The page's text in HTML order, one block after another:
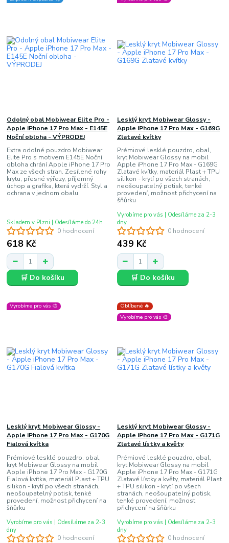
0 hodnocení
Odolný obal Mobiwear Elite Pro -
Apple iPhone 17 Pro Max - E145E
Noční obloha - VÝPRODEJ
Extra odolné pouzdro Mobiwear
Elite Pro s motivem E145E Noční
obloha chrání Apple iPhone 17 Pro
Max ze všech stran. Zesílené rohy
krytu, přesné výřezy, příjemný
úchop a grafika, která vydrží. Styl a
ochrana v jednom obalu.
618 Kč
Skladem v Plzni | Odesíláme do 24h
🛒 Do košíku
0 hodnocení
Lesklý kryt Mobiwear Glossy -
Apple iPhone 17 Pro Max - G169G
Zlatavé kvítky
Prémiové lesklé pouzdro, obal,
kryt Mobiwear Glossy na mobil
Apple iPhone 17 Pro Max - G169G
Zlatavé kvítky, materiál Plast + TPU
silikon - krytí po všech stranách,
neošoupatelný potisk, tenké
provedení, možnost přichycení na
šňůrku
439 Kč
Vyrobíme pro vás | Odesíláme za 2-3
dny
🛒 Do košíku
Vyrobíme pro vás 🎨
0 hodnocení
Lesklý kryt Mobiwear Glossy -
Apple iPhone 17 Pro Max - G170G
Fialová kvítka
Prémiové lesklé pouzdro, obal,
kryt Mobiwear Glossy na mobil
Apple iPhone 17 Pro Max - G170G
Fialová kvítka, materiál Plast + TPU
silikon - krytí po všech stranách,
neošoupatelný potisk, tenké
provedení, možnost přichycení na
šňůrku
Vyrobíme pro vás | Odesíláme za 2-3
dny
Oblíbené 🔥
Vyrobíme pro vás 🎨
0 hodnocení
Lesklý kryt Mobiwear Glossy -
Apple iPhone 17 Pro Max - G171G
Zlatavé lístky a květy
Prémiové lesklé pouzdro, obal,
kryt Mobiwear Glossy na mobil
Apple iPhone 17 Pro Max - G171G
Zlatavé lístky a květy, materiál Plast
+ TPU silikon - krytí po všech
stranách, neošoupatelný potisk,
tenké provedení, možnost
přichycení na šňůrku
Vyrobíme pro vás | Odesíláme za 2-3
dny